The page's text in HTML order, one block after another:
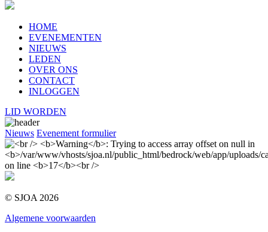
HOME
EVENEMENTEN
NIEUWS
LEDEN
OVER ONS
CONTACT
INLOGGEN
LID WORDEN
Nieuws Evenement formulier
© SJOA 2026
Algemene voorwaarden